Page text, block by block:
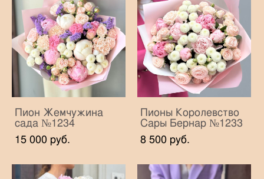
Пион Жемчужина
сада №1234
15 000 pуб.
Пионы Королевство
Сары Бернар №1233
8 500 pуб.